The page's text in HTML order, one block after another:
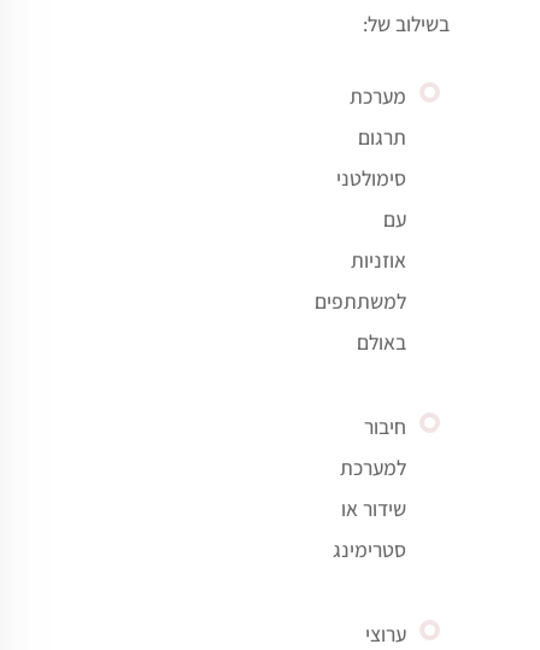
בשילוב של:
מערכת
תרגום
סימולטני
עם
אוזניות
למשתתפים
באולם
חיבור
למערכת
שידור או
סטרימינג
ערוצי